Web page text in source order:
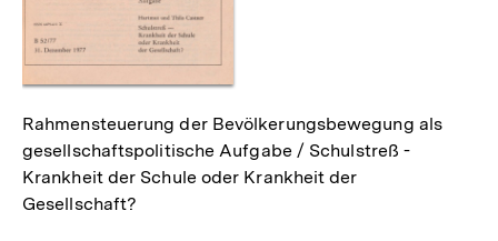
Rahmensteuerung der Bevölkerungsbewegung als
gesellschaftspolitische Aufgabe / Schulstreß -
Krankheit der Schule oder Krankheit der
Gesellschaft?